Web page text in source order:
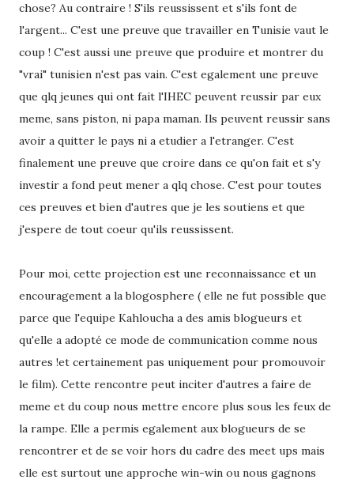
chose? Au contraire ! S'ils reussissent et s'ils font de
l'argent... C'est une preuve que travailler en Tunisie vaut le
coup ! C'est aussi une preuve que produire et montrer du
"vrai" tunisien n'est pas vain. C'est egalement une preuve
que qlq jeunes qui ont fait l'IHEC peuvent reussir par eux
meme, sans piston, ni papa maman. Ils peuvent reussir sans
avoir a quitter le pays ni a etudier a l'etranger. C'est
finalement une preuve que croire dans ce qu'on fait et s'y
investir a fond peut mener a qlq chose. C'est pour toutes
ces preuves et bien d'autres que je les soutiens et que
j'espere de tout coeur qu'ils reussissent.
Pour moi, cette projection est une reconnaissance et un
encouragement a la blogosphere ( elle ne fut possible que
parce que l'equipe Kahloucha a des amis blogueurs et
qu'elle a adopté ce mode de communication comme nous
autres !et certainement pas uniquement pour promouvoir
le film). Cette rencontre peut inciter d'autres a faire de
meme et du coup nous mettre encore plus sous les feux de
la rampe. Elle a permis egalement aux blogueurs de se
rencontrer et de se voir hors du cadre des meet ups mais
elle est surtout une approche win-win ou nous gagnons